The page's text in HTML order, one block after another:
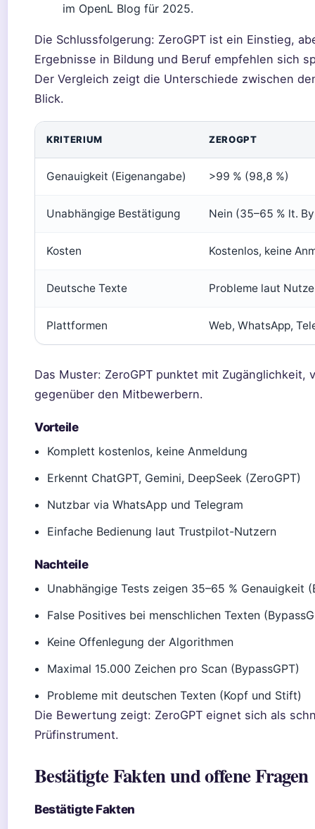
im OpenL Blog für 2025.
Die Schlussfolgerung: ZeroGPT ist ein Einstieg,
Ergebnisse in Bildung und Beruf empfehlen sich
Der Vergleich zeigt die Unterschiede zwischen
Blick.
KRITERIUM ZEROGPT
Genauigkeit (Eigenangabe) >99 % (98,8 %)
Unabhängige Bestätigung Nein (35–65 % lt.
Kosten Kostenlos, keine
Deutsche Texte Probleme laut
Plattformen Web, WhatsApp,
Das Muster: ZeroGPT punktet mit
gegenüber den Mitbewerbern.
Vorteile
Komplett kostenlos, keine Anmeldung
Erkennt ChatGPT, Gemini, DeepSeek (ZeroGPT)
Nutzbar via WhatsApp und Telegram
Einfache Bedienung laut Trustpilot-Nutzern
Nachteile
Unabhängige Tests zeigen 35–65 % Genauigkeit
False Positives bei menschlichen Texten
Keine Offenlegung der Algorithmen
Maximal 15.000 Zeichen pro Scan (BypassGPT)
Probleme mit deutschen Texten (Kopf und Stift)
Die Bewertung zeigt: ZeroGPT eignet sich als
Prüfinstrument.
Bestätigte Fakten und offene Fragen
Bestätigte Fakten